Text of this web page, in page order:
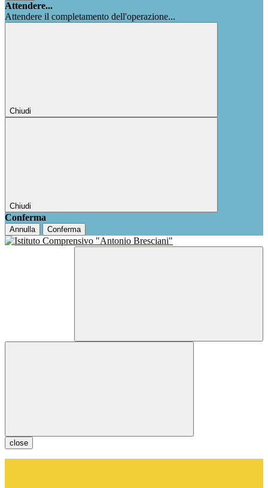
Attendere...
Attendere il completamento dell'operazione...
Chiudi
Chiudi
Conferma
Annulla Conferma
close